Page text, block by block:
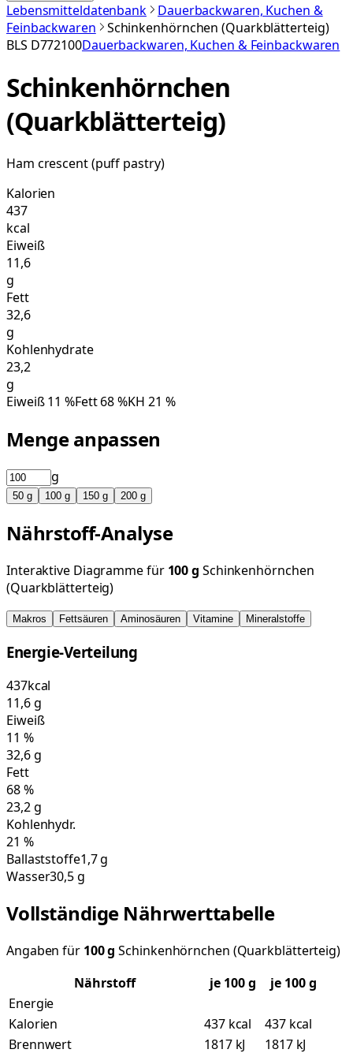
Lebensmitteldatenbank
Dauerbackwaren, Kuchen &
Feinbackwaren
Schinkenhörnchen (Quarkblätterteig)
BLS D772100Dauerbackwaren, Kuchen & Feinbackwaren
Schinkenhörnchen
(Quarkblätterteig)
Ham crescent (puff pastry)
Kalorien
437
kcal
Eiweiß
11,6
g
Fett
32,6
g
Kohlenhydrate
23,2
g
Eiweiß11 %Fett68%KH 21 %
Menge anpassen
g
50 g 100 g 150 g 200 g
Nährstoff-Analyse
Interaktive Diagramme für 100g Schinkenhörnchen
(Quarkblätterteig)
Makros Fettsäuren Aminosäuren Vitamine Mineralstoffe
Energie-Verteilung
437kcal
11,6g
Eiweiß
11 %
32,6g
Fett
68%
23,2g
Kohlenhydr.
21 %
Ballaststoffe1,7 g
Wasser30,5 g
Vollständige Nährwerttabelle
Angaben für 100g Schinkenhörnchen (Quarkblätterteig)
Nährstoff
je 100g
je 100 g
Energie
Kalorien
437 kcal
437 kcal
Brennwert
1817 kJ 1817 kJ